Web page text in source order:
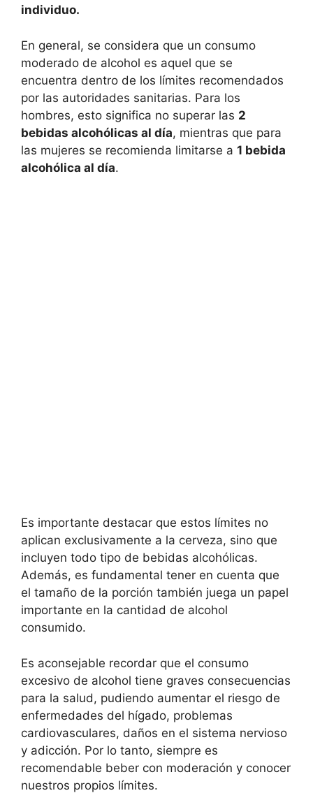
individuo.
En general, se considera que un consumo
moderado de alcohol es aquel que se
encuentra dentro de los límites recomendados
por las autoridades sanitarias. Para los
hombres, esto significa no superar las 2
bebidas alcohólicas al día, mientras que para
las mujeres se recomienda limitarse a 1 bebida
alcohólica al día.
Es importante destacar que estos límites no
aplican exclusivamente a la cerveza, sino que
incluyen todo tipo de bebidas alcohólicas.
Además, es fundamental tener en cuenta que
el tamaño de la porción también juega un papel
importante en la cantidad de alcohol
consumido.
Es aconsejable recordar que el consumo
excesivo de alcohol tiene graves consecuencias
para la salud, pudiendo aumentar el riesgo de
enfermedades del hígado, problemas
cardiovasculares, daños en el sistema nervioso
y adicción. Por lo tanto, siempre es
recomendable beber con moderación y conocer
nuestros propios límites.